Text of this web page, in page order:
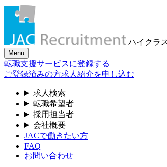
ハイクラ
Menu
転職支援サービスに登録する
ご登録済みの方求人紹介を申し込む
求人検索
転職希望者
採用担当者
会社概要
JACで働きたい方
FAQ
お問い合わせ